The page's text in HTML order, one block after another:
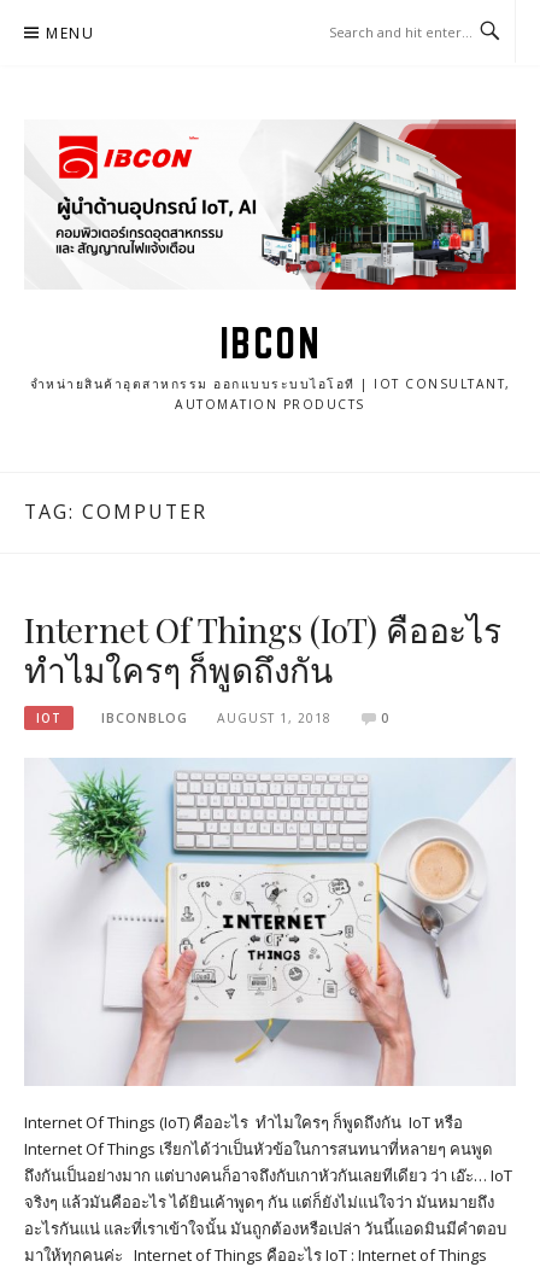
MENU
IBCON
จำหน่ายสินค้าอุตสาหกรรม ออกแบบระบบไอโอที | IOT CONSULTANT,
AUTOMATION PRODUCTS
TAG: COMPUTER
Internet Of Things (IoT) คืออะไร
ทำไมใครๆ ก็พูดถึงกัน
IOT IBCONBLOG AUGUST 1, 2018 0
Internet Of Things (IoT) คืออะไร ทำไมใครๆ ก็พูดถึงกัน IoT หรือ
Internet Of Things เรียกได้ว่าเป็นหัวข้อในการสนทนาที่หลายๆ คนพูด
ถึงกันเป็นอย่างมาก แต่บางคนก็อาจถึงกับเกาหัวกันเลยทีเดียว ว่า เอ๊ะ… IoT
จริงๆ แล้วมันคืออะไร ได้ยินเค้าพูดๆ กัน แต่ก็ยังไม่แน่ใจว่า มันหมายถึง
อะไรกันแน่ และที่เราเข้าใจนั้น มันถูกต้องหรือเปล่า วันนี้แอดมินมีคำตอบ
มาให้ทุกคนค่ะ Internet of Things คืออะไร IoT : Internet of Things